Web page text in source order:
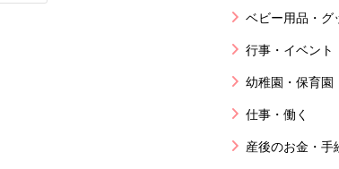
ベビー用品・グ
行事・イベント
幼稚園・保育園
仕事・働く
産後のお金・手